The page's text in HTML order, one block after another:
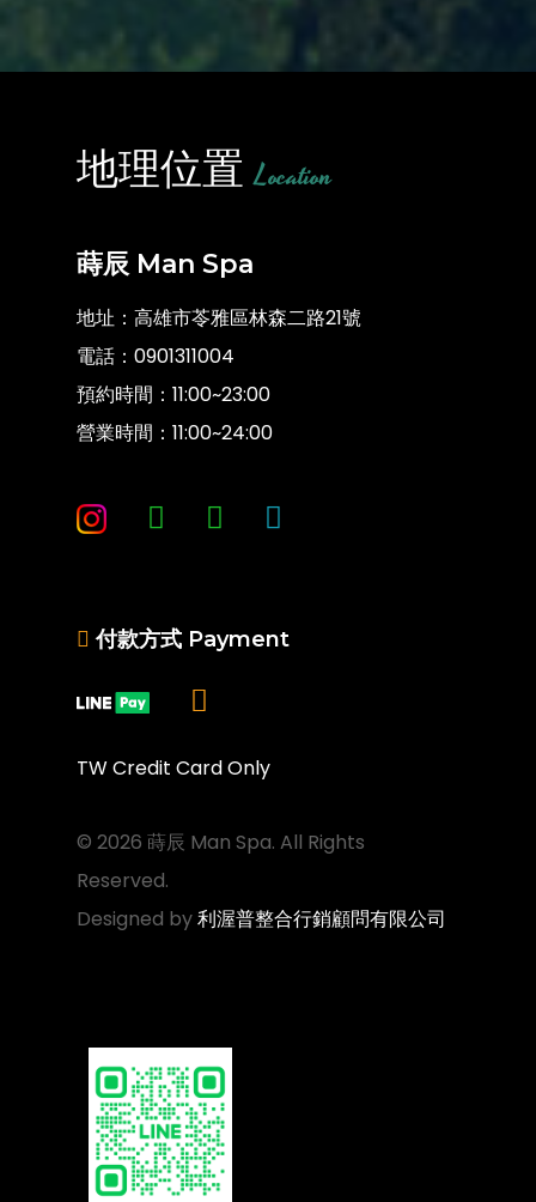
地理位置Location
蒔辰 Man Spa
地址：高雄市苓雅區林森二路21號
電話： 0901311004
預約時間：11:00~23:00
營業時間：11:00~24:00
付款方式 Payment
TW Credit Card Only
© 2026 蒔辰 Man Spa. All Rights
Reserved.
Designed by利渥普整合行銷顧問有限公司